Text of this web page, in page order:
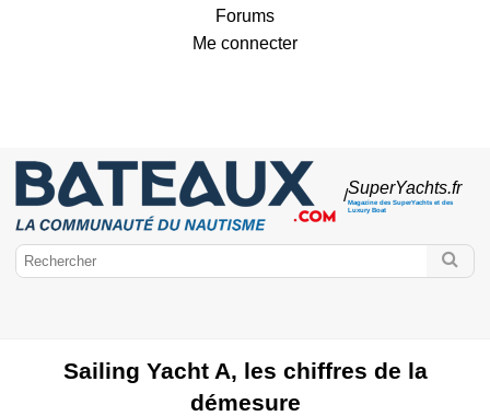
Forums
Me connecter
/SuperYachts.fr
Magazine des SuperYachts et des
Luxury Boat
Sailing Yacht A, les chiffres de la
démesure